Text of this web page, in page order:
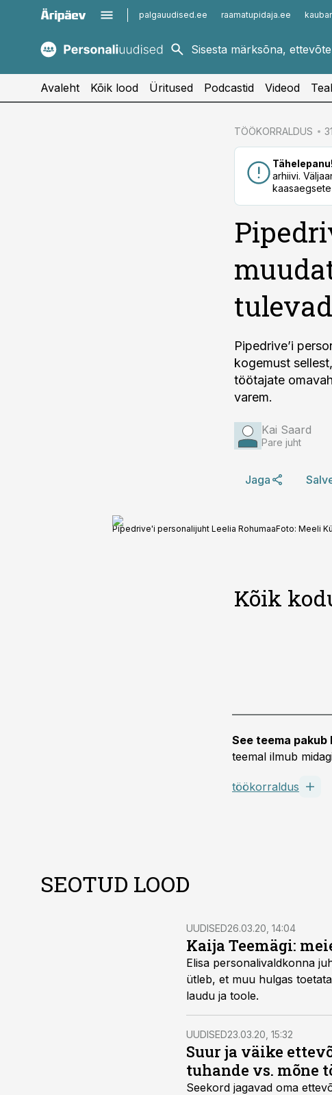
palgauudised.ee raamatupidaja.ee
kaubandus.ee
kinnisvarauudised.ee
imelineajalugu.ee
Avaleht Kõik lood Üritused Podcastid Videod
TÖÖKORRALDUS
Tähelepanu!
arhiivi.
Pipedrive’i
kogemust
töötajate
varem.
Kai Saard
Pare juht
Jaga
Pipedrive'i personalijuht Leelia RohumaaFoto: Meeli
Kõik
See teema pakub
teemal ilmub
töökorraldus
SEOTUD LOOD
UUDISED26.03.20, 14:04
Kaija Teemägi:
Elisa personalivaldkonna
ütleb, et muu hulgas
laudu ja toole.
UUDISED23.03.20, 15:32
Suur ja väike
tuhande vs. mõne
Seekord jagavad oma